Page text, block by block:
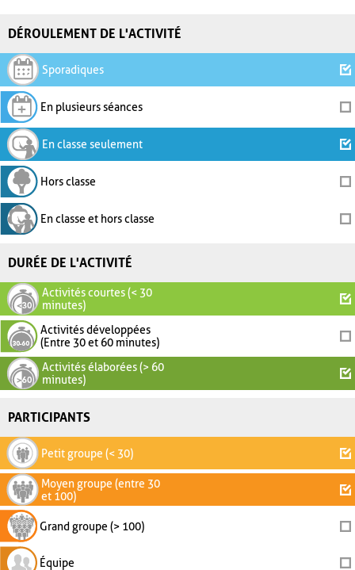
DÉROULEMENT DE L'ACTIVITÉ
Sporadiques
En plusieurs séances
En classe seulement
Hors classe
En classe et hors classe
DURÉE DE L'ACTIVITÉ
Activités courtes (< 30
minutes)
Activités développées
(Entre 30 et 60 minutes)
Activités élaborées (> 60
minutes)
PARTICIPANTS
Petit groupe (< 30)
Moyen groupe (entre 30
et 100)
Grand groupe (> 100)
Équipe